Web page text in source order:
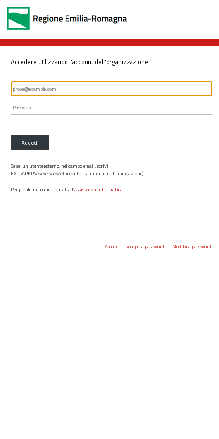
Accedere utilizzando l'account dell'organizzazione
Accedi
Se sei un utente esterno, nel campo email, scrivi
EXTRARER\nome utente(ricevuto tramite email di abilitazione)
Per problemi tecnici contatta l’assistenza informatica.
Accedi Recupera password Modifica password